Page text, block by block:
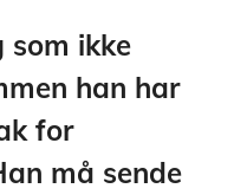
som ikke
han har
for
må sende